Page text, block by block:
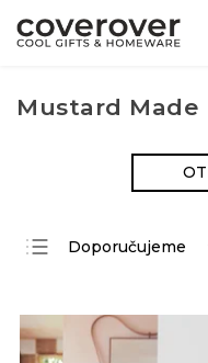
Mustard Made
Doporučujeme
Nejdražší
Nejprodávanější